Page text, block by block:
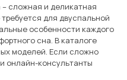
сложная и деликатная
для двуспальной
особенности каждого
сна. В каталоге
моделей. Если сложно
онлайн-консультанты